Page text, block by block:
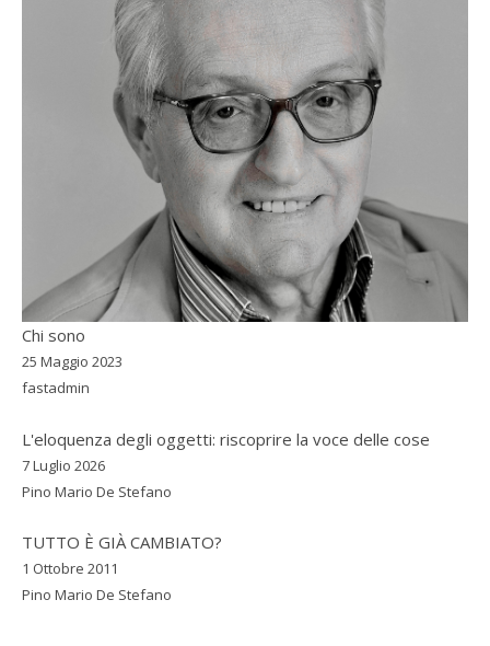
Chi sono
25 Maggio 2023
fastadmin
L'eloquenza degli oggetti: riscoprire la voce delle cose
7 Luglio 2026
Pino Mario De Stefano
TUTTO È GIÀ CAMBIATO?
1 Ottobre 2011
Pino Mario De Stefano